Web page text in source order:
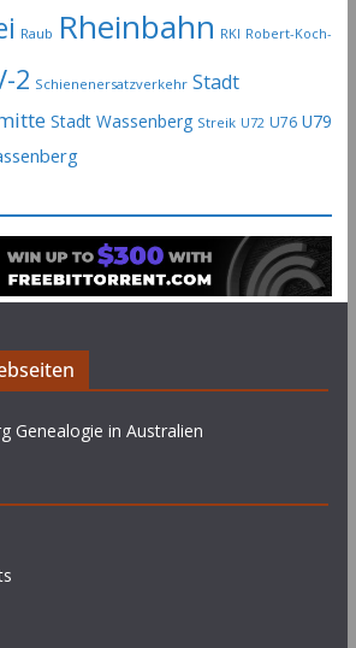
Raub Rheinbahn RKI Robert-Koch-
2 Schienenersatzverkehr Stadt
Stadt Wassenberg Streik U72 U76 U79
Genealogie in Australien